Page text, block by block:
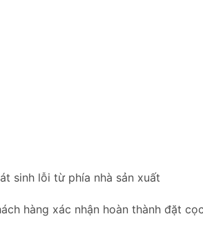
sinh lỗi từ phía nhà sản xuất
hàng xác nhận hoàn thành đặt